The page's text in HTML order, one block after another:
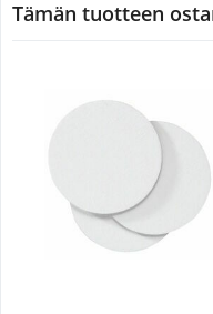
Tämän tuotteen